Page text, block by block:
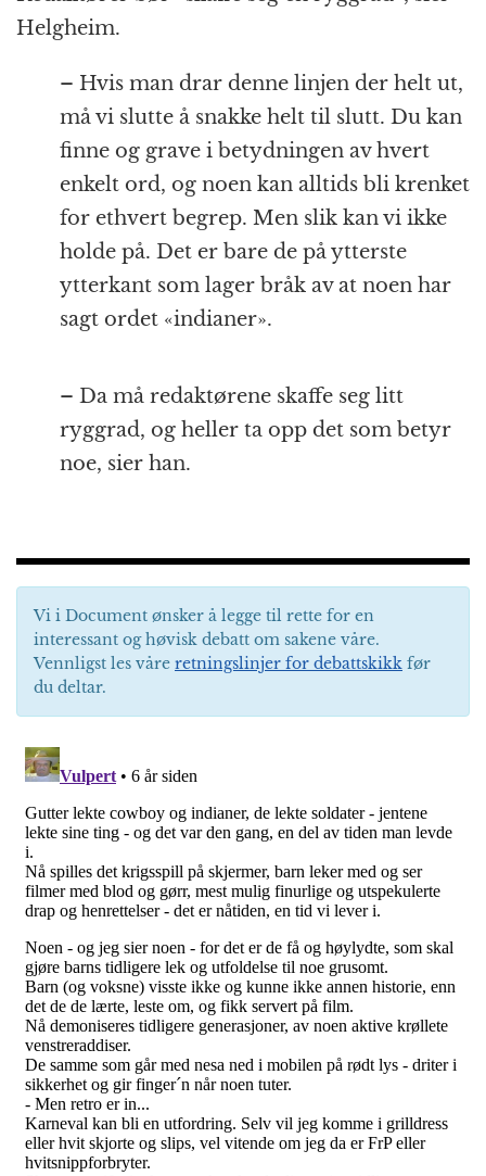
Helgheim.
– Hvis man drar denne linjen der helt ut,
må vi slutte å snakke helt til slutt. Du kan
finne og grave i betydningen av hvert
enkelt ord, og noen kan alltids bli krenket
for ethvert begrep. Men slik kan vi ikke
holde på. Det er bare de på ytterste
ytterkant som lager bråk av at noen har
sagt ordet «indianer».
– Da må redaktørene skaffe seg litt
ryggrad, og heller ta opp det som betyr
noe, sier han.
Vi i Document ønsker å legge til rette for en
interessant og høvisk debatt om sakene våre.
Vennligst les våre retningslinjer for debattskikk før
du deltar.